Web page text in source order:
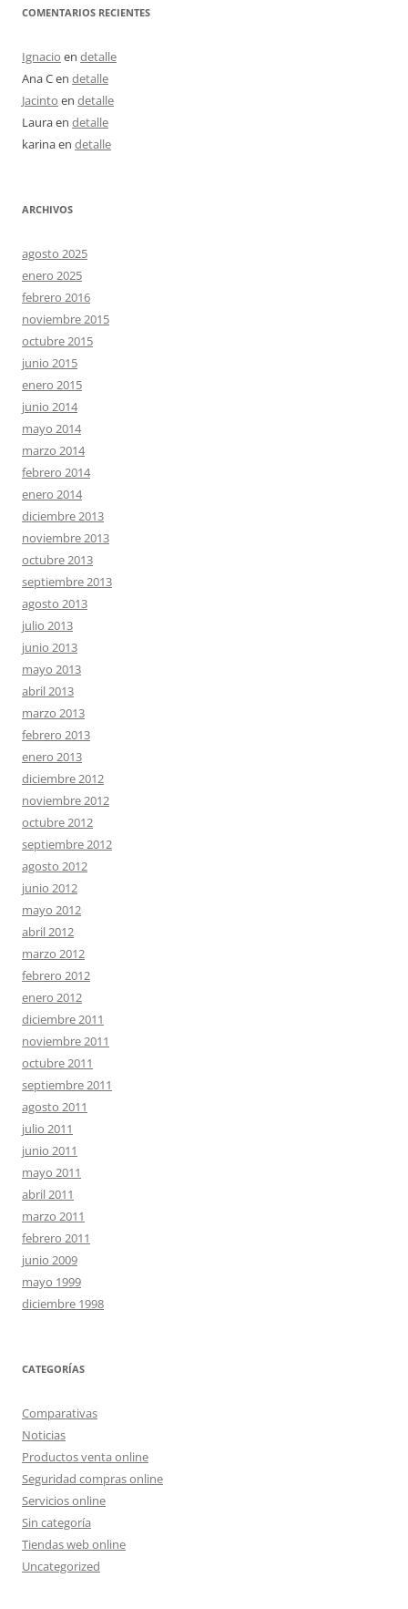
COMENTARIOS RECIENTES
Ignacio en detalle
Ana Cen detalle
Jacinto en detalle
Lauraen detalle
karinaen detalle
ARCHIVOS
agosto 2025
enero 2025
febrero 2016
noviembre 2015
octubre 2015
junio 2015
enero 2015
junio 2014
mayo 2014
marzo 2014
febrero 2014
enero 2014
diciembre 2013
noviembre 2013
octubre 2013
septiembre 2013
agosto 2013
julio 2013
junio 2013
mayo 2013
abril 2013
marzo 2013
febrero 2013
enero 2013
diciembre 2012
noviembre 2012
octubre 2012
septiembre 2012
agosto 2012
junio 2012
mayo 2012
abril 2012
marzo 2012
febrero 2012
enero 2012
diciembre 2011
noviembre 2011
octubre 2011
septiembre 2011
agosto 2011
julio 2011
junio 2011
mayo 2011
abril 2011
marzo 2011
febrero 2011
junio 2009
mayo 1999
diciembre 1998
CATEGORÍAS
Comparativas
Noticias
Productos venta online
Seguridad compras online
Servicios online
Sin categoría
Tiendas web online
Uncategorized